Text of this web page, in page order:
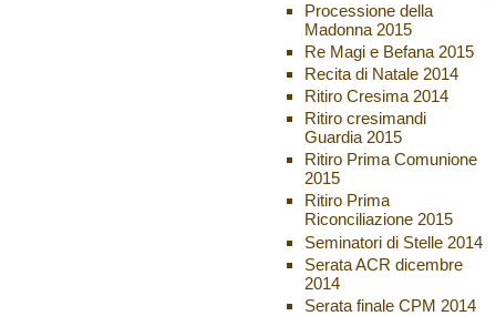
Processione della
Madonna 2015
Re Magi e Befana 2015
Recita di Natale 2014
Ritiro Cresima 2014
Ritiro cresimandi
Guardia 2015
Ritiro Prima Comunione
2015
Ritiro Prima
Riconciliazione 2015
Seminatori di Stelle 2014
Serata ACR dicembre
2014
Serata finale CPM 2014